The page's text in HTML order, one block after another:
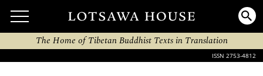
The Home of Tibetan Buddhist Texts in Translation
ISSN 2753-4812